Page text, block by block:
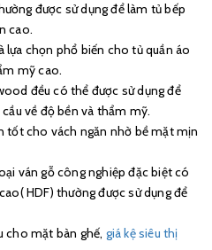
được sử dụng để làm tủ bếp
cao.
lựa chọn phổ biến cho tủ quần áo
mỹ cao.
đều có thể được sử dụng để
về độ bền và thẩm mỹ.
tốt cho vách ngăn nhờ bề mặt mịn
ván gỗ công nghiệp đặc biệt có
HDF) thường được sử dụng để
cho mặt bàn ghế, giá kệ siêu thị